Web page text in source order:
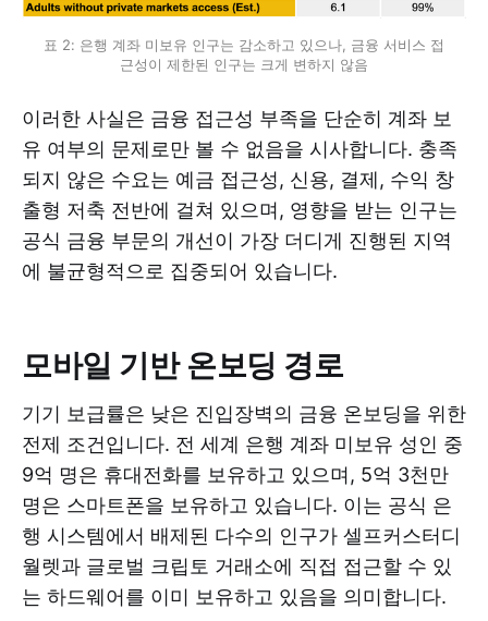
표 2: 은행 계좌 미보유 인구는 감소하고 있으나, 금융 서비스 접
근성이 제한된 인구는 크게 변하지 않음
이러한 사실은 금융 접근성 부족을 단순히 계좌 보
유 여부의 문제로만 볼 수 없음을 시사합니다. 충족
되지 않은 수요는 예금 접근성, 신용, 결제, 수익 창
출형 저축 전반에 걸쳐 있으며, 영향을 받는 인구는
공식 금융 부문의 개선이 가장 더디게 진행된 지역
에 불균형적으로 집중되어 있습니다.
모바일 기반 온보딩 경로
기기 보급률은 낮은 진입장벽의 금융 온보딩을 위한
전제 조건입니다. 전 세계 은행 계좌 미보유 성인 중
9억 명은 휴대전화를 보유하고 있으며, 5억 3천만
명은 스마트폰을 보유하고 있습니다. 이는 공식 은
행 시스템에서 배제된 다수의 인구가 셀프커스터디
월렛과 글로벌 크립토 거래소에 직접 접근할 수 있
는 하드웨어를 이미 보유하고 있음을 의미합니다.